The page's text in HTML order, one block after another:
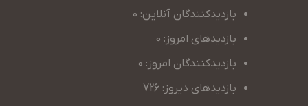
بازدیدکنندگان آنلاین: 0
بازدیدهای امروز: 0
بازدیدکنندگان امروز: 0
بازدیدهای دیروز: 726